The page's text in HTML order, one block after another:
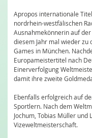
Apropos internationale
nordrhein-westfälischen
Ausnahmekönnerin auf
diesem Jahr mal wieder zu
Games in München.
Europameistertitel nach
Einerverfolgung
damit ihre zweite
Ebenfalls erfolgreich auf
Sportlern. Nach dem
Jochum, Tobias Müller und
Vizeweltmeisterschaft.